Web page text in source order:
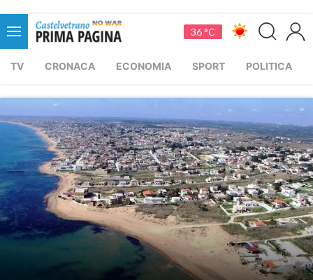
36 °C
TV CRONACA ECONOMIA SPORT POLITICA